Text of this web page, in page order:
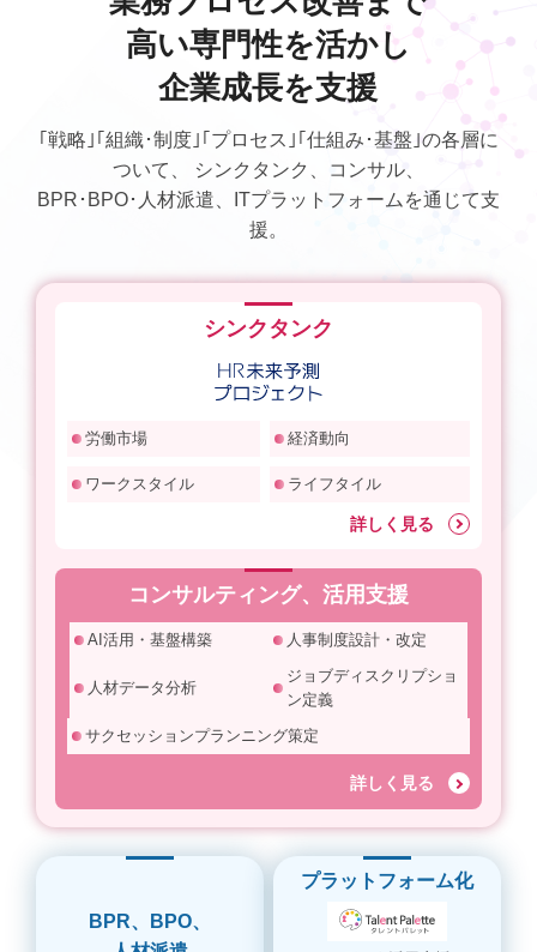
高い専門性を活かし
企業成長を支援
｢戦略｣｢組織･制度｣｢プロセス｣｢仕組み･基盤｣の各層に
ついて、
シンクタンク、コンサル、
BPR･BPO･人材派遣、ITプラットフォームを通じて支
援。
シンクタンク
労働市場 経済動向
ワークスタイル ライフタイル
詳しく見る
コンサルティング、活用支援
AI活用・基盤構築 人事制度設計・改定
人材データ分析
ジョブディスクリプショ
ン定義
サクセッションプランニング策定
詳しく見る
BPR、BPO、
プラットフォーム化